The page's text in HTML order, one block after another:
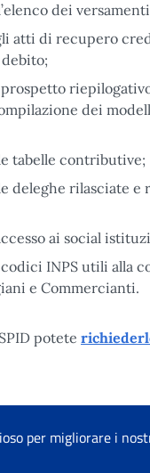
dei
atti di recupero
dei
tabelle contributive;
deleghe rilasciate e
ai social
INPS utili alla
e Commercianti.
potete
per migliorare i